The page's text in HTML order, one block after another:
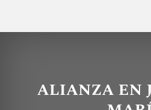
ALIANZA EN